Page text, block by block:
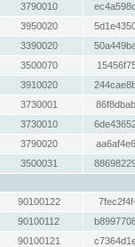
3790010
3950020
3390020
3500070
3910020
3730001
3730010
3790020
3500031
90100122
90100112
90100121